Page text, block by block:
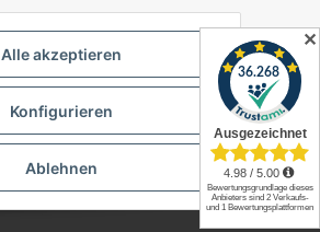
Alle akzeptieren
Konfigurieren
Ablehnen
✕